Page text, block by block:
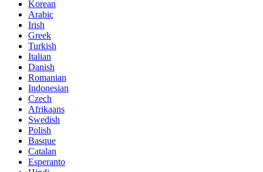
Korean
Arabic
Irish
Greek
Turkish
Italian
Danish
Romanian
Indonesian
Czech
Afrikaans
Swedish
Polish
Basque
Catalan
Esperanto